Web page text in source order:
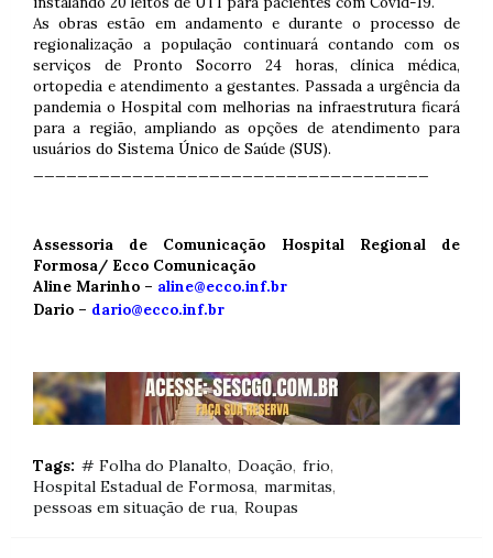
As obras estão em andamento e durante o processo de
regionalização a população continuará contando com os
serviços de Pronto Socorro 24 horas, clínica médica,
ortopedia e atendimento a gestantes. Passada a urgência da
pandemia o Hospital com melhorias na infraestrutura ficará
para a região, ampliando as opções de atendimento para
usuários do Sistema Único de Saúde (SUS).
Assessoria de Comunicação Hospital Regional de
Formosa/ Ecco Comunicação
Aline Marinho – aline@ecco.inf.br
Dario – dario@ecco.inf.br
Tags: # Folha do Planalto Doação frio
Hospital Estadual de Formosa marmitas
pessoas em situação de rua Roupas